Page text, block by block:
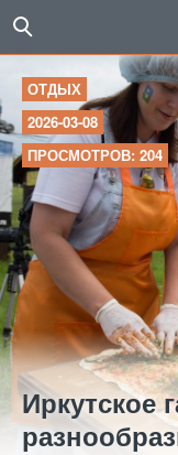
ОТДЫХ
2026-03-08
ПРОСМОТРОВ: 204
Иркутское